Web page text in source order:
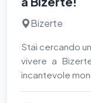
Bizerte
Stai cercando
vivere a
incantevole